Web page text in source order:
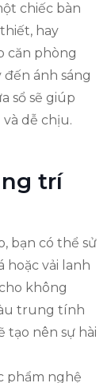
chiếc bàn
hay
căn phòng
đến ánh sáng
sổ sẽ giúp
dễ chịu.
trí
bạn có thể sử
hoặc vải lanh
không
trung tính
tạo nên sự hài
phẩm nghệ